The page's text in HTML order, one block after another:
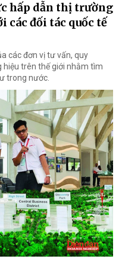
hấp dẫn thị trường
các đối tác quốc tế
các đơn vị tư vấn, quy
hiệu trên thế giới nhằm tìm
trong nước.